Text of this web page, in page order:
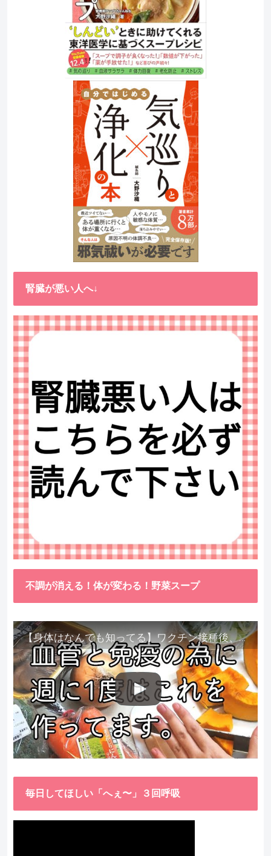
腎臓が悪い人へ↓
不調が消える！体が変わる！野菜スープ
【身体はなんでも知ってる】ワクチン接種後、異常に食べたくなった野菜が細胞回復に貢献してくれました。
毎日してほしい「へぇ〜」３回呼吸